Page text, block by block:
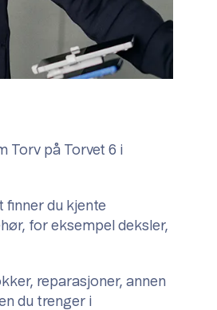
Torv på Torvet 6 i
finner du kjente
for eksempel deksler,
reparasjoner, annen
du trenger i